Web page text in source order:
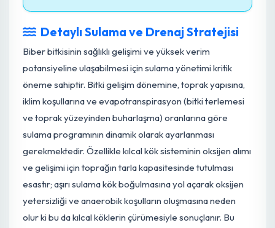
yükleyin.
Siz yeni fotoğrafı yükleyene kadar boş durmayalım;
işte bu bitki türü için ileri düzey yetiştiricilik analizim:
Detaylı Sulama ve Drenaj Stratejisi
Biber bitkisinin sağlıklı gelişimi ve yüksek verim
potansiyeline ulaşabilmesi için sulama yönetimi kritik
öneme sahiptir. Bitki gelişim dönemine, toprak yapısına,
iklim koşullarına ve evapotranspirasyon (bitki terlemesi
ve toprak yüzeyinden buharlaşma) oranlarına göre